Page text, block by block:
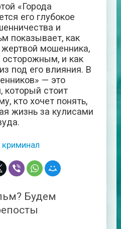
«Города
его глубокое
и
показывает, как
мошенника,
и как
под его влияния. В
— это
который стоит
кто хочет понять,
жизнь за кулисами
криминал
Будем